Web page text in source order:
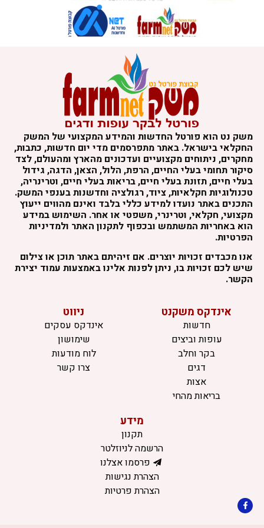
משק נט הוא פורטל החדשות והמידע המקצועי של המשק
החקלאי בישראל. באתר מתפרסמים מדי יום חדשות, כתבות,
מחקרים, ניתוחים מקצועיים ועדכונים מהארץ ומהעולם, לצד
סיקור תחומי בעלי החיים, הרפת, הלול, הצאן, הדגה, גידול
בעלי חיים, תזונת בעלי חיים, בריאות בעלי חיים, וטרינריה,
טכנולוגיות חקלאיות, ציוד, רגולציה וחדשנות בענפי המשק.
התכנים באתר נועדו למידע כללי בלבד ואינם מהווים ייעוץ
מקצועי, חקלאי, וטרינרי, משפטי או אחר. השימוש במידע
הוא באחריות המשתמש ובכפוף לתקנון האתר ולמדיניות
הפרטיות.
אנו מכבדים זכויות יוצרים. אם זיהיתם באתר תוכן או צילום
שיש לכם זכויות בו, ניתן לפנות אלינו באמצעות עמוד יצירת
הקשר.
אינדקס משקנט
חדשות
עופות וביצים
בקר וחלב
דגים
אצות
בריאות מהחי
ניווט
אינדקס עסקים
שימושון
לוח מודעות
צרו קשר
מידע
תקנון
הרשמה לניוזלטר
פרסמו אצלנו
הצהרת נגישות
הצהרת פרטיות